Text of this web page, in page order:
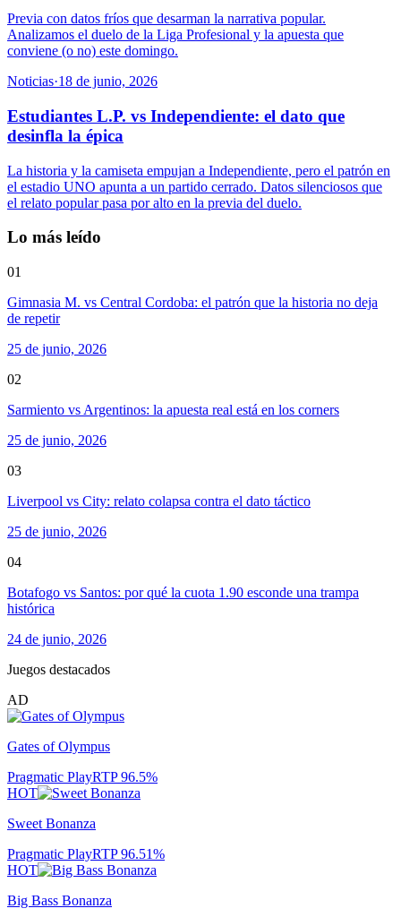
Previa con datos fríos que desarman la narrativa popular.
Analizamos el duelo de la Liga Profesional y la apuesta que
conviene (o no) este domingo.
Noticias·18 de junio, 2026
Estudiantes L.P. vs Independiente: el dato que
desinfla la épica
La historia y la camiseta empujan a Independiente, pero el patrón en
el estadio UNO apunta a un partido cerrado. Datos silenciosos que
el relato popular pasa por alto en la previa del duelo.
Lo más leído
01
Gimnasia M. vs Central Cordoba: el patrón que la historia no deja
de repetir
25 de junio, 2026
02
Sarmiento vs Argentinos: la apuesta real está en los corners
25 de junio, 2026
03
Liverpool vs City: relato colapsa contra el dato táctico
25 de junio, 2026
04
Botafogo vs Santos: por qué la cuota 1.90 esconde una trampa
histórica
24 de junio, 2026
Juegos destacados
AD
Gates of Olympus
Pragmatic PlayRTP96.5%
HOT
Sweet Bonanza
Pragmatic PlayRTP96.51%
HOT
Big Bass Bonanza